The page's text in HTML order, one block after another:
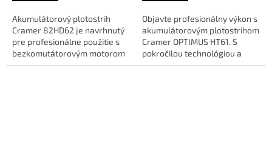
Akumulátorový plotostrih
Cramer 82HD62 je navrhnutý
pre profesionálne použitie s
bezkomutátorovým motorom
a variabilnou rýchlosťou....
Objavte profesionálny výkon s
akumulátorovým plotostrihom
Cramer OPTIMUS HT61. S
pokročilou technológiou a
ergonomickým dizajnom je...